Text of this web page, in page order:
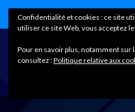
Confidentialité et cookies : ce site
utiliser ce site Web, vous acceptez
Pour en savoir plus, notamment sur
consultez :Politique relative aux